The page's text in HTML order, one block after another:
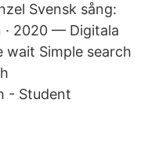
Svensk sång:
· 2020 — Digitala
wait Simple search
- Student